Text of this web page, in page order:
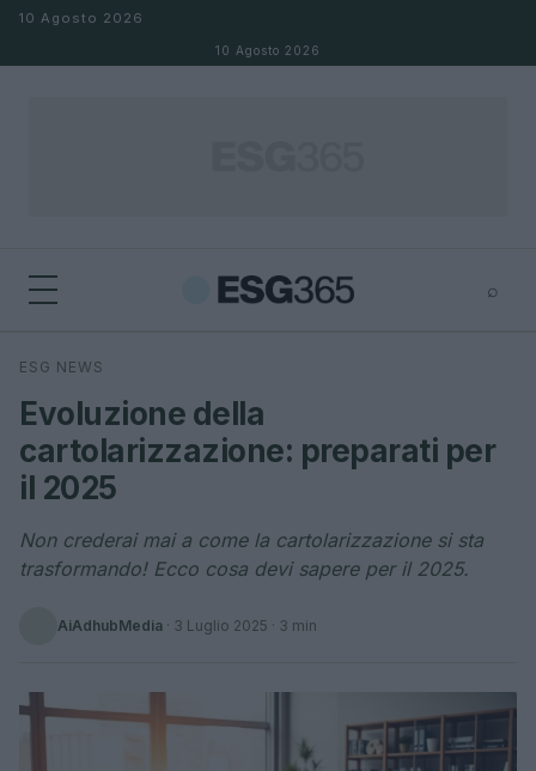
Salta al contenuto
10 Agosto 2026
10 Agosto 2026
⌕
Cerca
ESG NEWS
Evoluzione della
cartolarizzazione: preparati per
il 2025
Non crederai mai a come la cartolarizzazione si sta
trasformando! Ecco cosa devi sapere per il 2025.
AiAdhubMedia · 3 Luglio 2025 · 3 min